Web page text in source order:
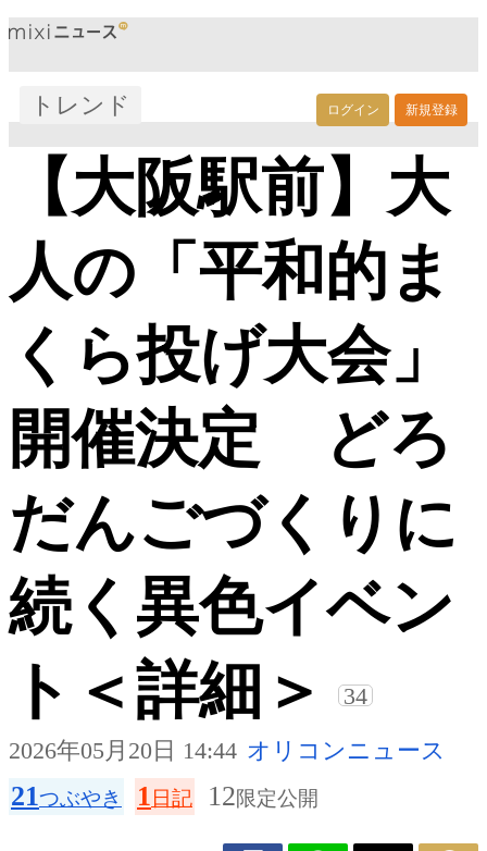
ログイン 新規登録
トレンド
【大阪駅前】大
人の「平和的ま
くら投げ大会」
開催決定 どろ
だんごづくりに
続く異色イベン
ト＜詳細＞
34
2026年05月20日 14:44 オリコンニュース
21つぶやき 1 日記 12限定公開